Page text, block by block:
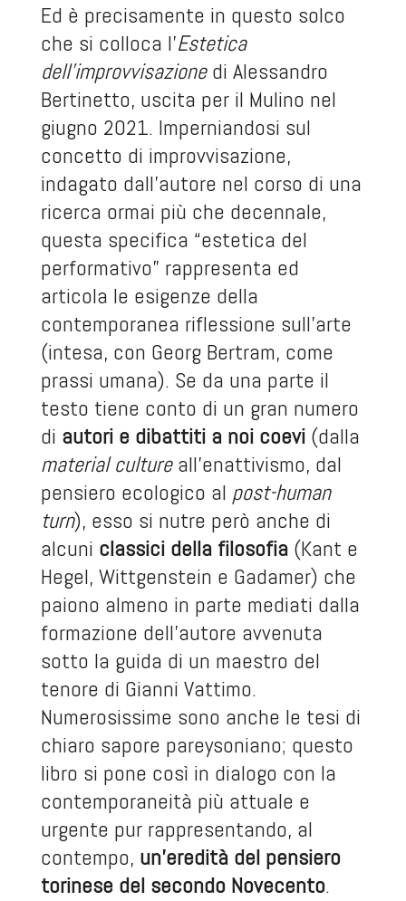
Ed è precisamente in questo solco
che si colloca l’Estetica
dell’improvvisazionedi Alessandro
Bertinetto, uscita per il Mulino nel
giugno 2021. Imperniandosi sul
concetto di improvvisazione,
indagato dall’autore nel corso di una
ricerca ormai più che decennale,
questa specifica “estetica del
performativo” rappresenta ed
articola le esigenze della
contemporanea riflessione sull’arte
(intesa, con Georg Bertram, come
prassi umana). Se da una parte il
testo tiene conto di un gran numero
di autori e dibattiti a noi coevi(dalla
material cultureall’enattivismo, dal
pensiero ecologico al post-human
turn), esso si nutre però anche di
alcuni classici della filosofia(Kant e
Hegel, Wittgenstein e Gadamer) che
paiono almeno in parte mediati dalla
formazione dell’autore avvenuta
sotto la guida di un maestro del
tenore di Gianni Vattimo.
Numerosissime sono anche le tesi di
chiaro sapore pareysoniano; questo
libro si pone così in dialogo con la
contemporaneità più attuale e
urgente pur rappresentando, al
contempo, un’eredità del pensiero
torinese del secondo Novecento.